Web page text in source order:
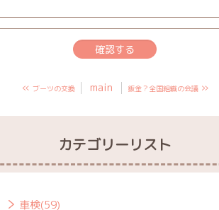
« ブーツの交換 main 鈑金？全国組織の会議»
カテゴリーリスト
車検(59)